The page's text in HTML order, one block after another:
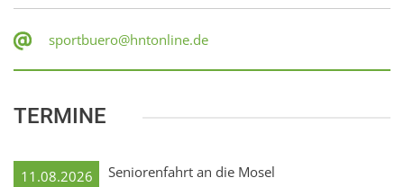
sportbuero@hntonline.de
TERMINE
11.08.2026 Seniorenfahrt an die Mosel